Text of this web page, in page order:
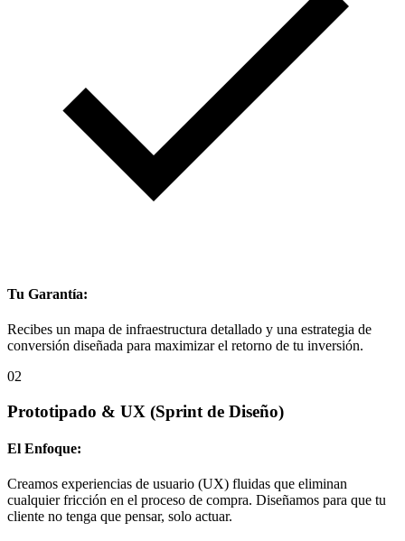
Tu Garantía:
Recibes un mapa de infraestructura detallado y una estrategia de
conversión diseñada para maximizar el retorno de tu inversión.
02
Prototipado & UX (Sprint de Diseño)
El Enfoque:
Creamos experiencias de usuario (UX) fluidas que eliminan
cualquier fricción en el proceso de compra. Diseñamos para que tu
cliente no tenga que pensar, solo actuar.